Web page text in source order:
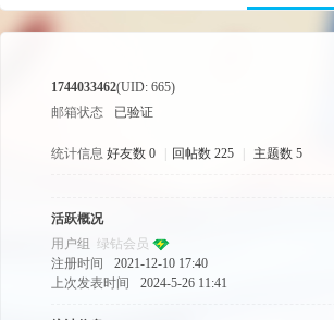
1744033462(UID: 665)
邮箱状态
已验证
统计信息 好友数 0 回帖数 225 主题数 5
活跃概况
用户组 绿钻会员
注册时间
2021-12-10 17:40
上次发表时间
2024-5-26 11:41